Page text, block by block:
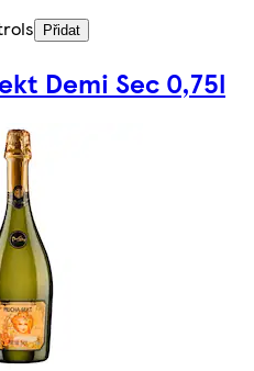
Přidat
Demi Sec 0,75l